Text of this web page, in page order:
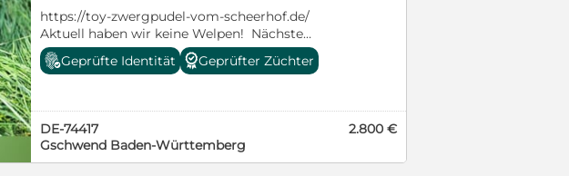
https://www.enci.it/allevatori/allevatori-con-
affisso?codRegione=VEN Falls Sie an einem
unserer Welpen interessiert sind schicken wir
Ihnen gerne aktuelle Bilder oder Videos zu. Bitte
nur Anfragen mit vollstaendigem Namen,
0039/3474215387
https://toy-zwergpudel-vom-scheerhof.de/
Aktuell haben wir keine Welpen! Nächste
Wurfplanung 2027. Wenn Sie weitere
Informationen brauchen schauen Sie sich gerne
einmal geimpft, mehrfach entwurmt, besitzen
eine Ahnentafel, ein Gesundheitszeugnis, es gibt
Futter für die erste Zeit und ein Welpengeschirr.
Geprüfte Identität Geprüfter Züchter
DE-74417
Gschwend Baden-Württemberg
2.800 €